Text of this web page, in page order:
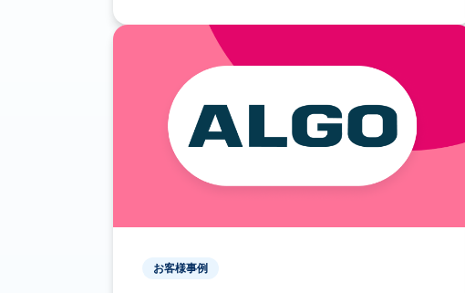
お客様事例